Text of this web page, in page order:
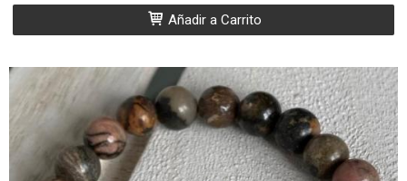
Añadir a Carrito